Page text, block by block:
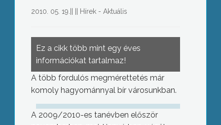
2010. 05. 19. Hírek - Aktuális
Ez a cikk több mint egy éves
információkat tartalmaz!
A több fordulós megmérettetés már
komoly hagyománnyal bír városunkban.
A 2009/2010-es tanévben először